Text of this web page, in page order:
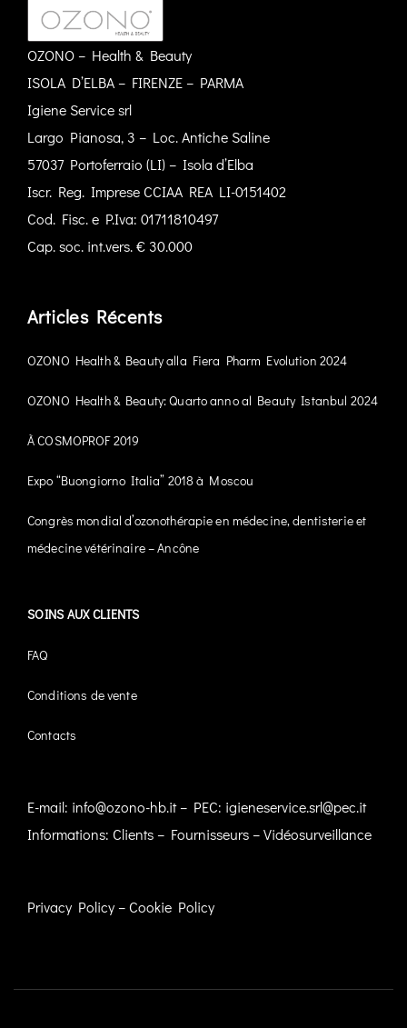
OZONO – Health & Beauty
ISOLA D’ELBA – FIRENZE – PARMA
Igiene Service srl
Largo Pianosa, 3 – Loc. Antiche Saline
57037 Portoferraio (LI) – Isola d’Elba
Iscr. Reg. Imprese CCIAA REA LI-0151402
Cod. Fisc. e P.Iva: 01711810497
Cap. soc. int.vers. € 30.000
Articles Récents
OZONO Health & Beauty alla Fiera Pharm Evolution 2024
OZONO Health & Beauty: Quarto anno al Beauty Istanbul 2024
À COSMOPROF 2019
Expo “Buongiorno Italia” 2018 à Moscou
Congrès mondial d’ozonothérapie en médecine, dentisterie et
médecine vétérinaire – Ancône
SOINS AUX CLIENTS
FAQ
Conditions de vente
Contacts
E-mail: info@ozono-hb.it– PEC: igieneservice.srl@pec.it
Informations: Clients– Fournisseurs–Vidéosurveillance
Privacy Policy–Cookie Policy